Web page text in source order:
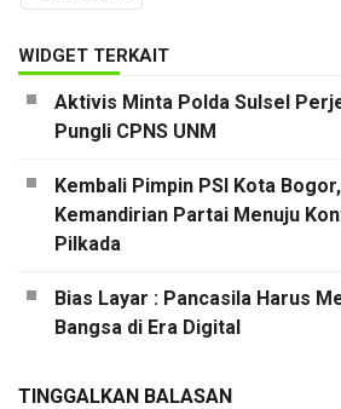
WIDGET TERKAIT
Aktivis Minta Polda Sulsel
Pungli CPNS UNM
Kembali Pimpin PSI Kota
Kemandirian Partai Menuju
Pilkada
Bias Layar : Pancasila Harus
Bangsa di Era Digital
TINGGALKAN BALASAN